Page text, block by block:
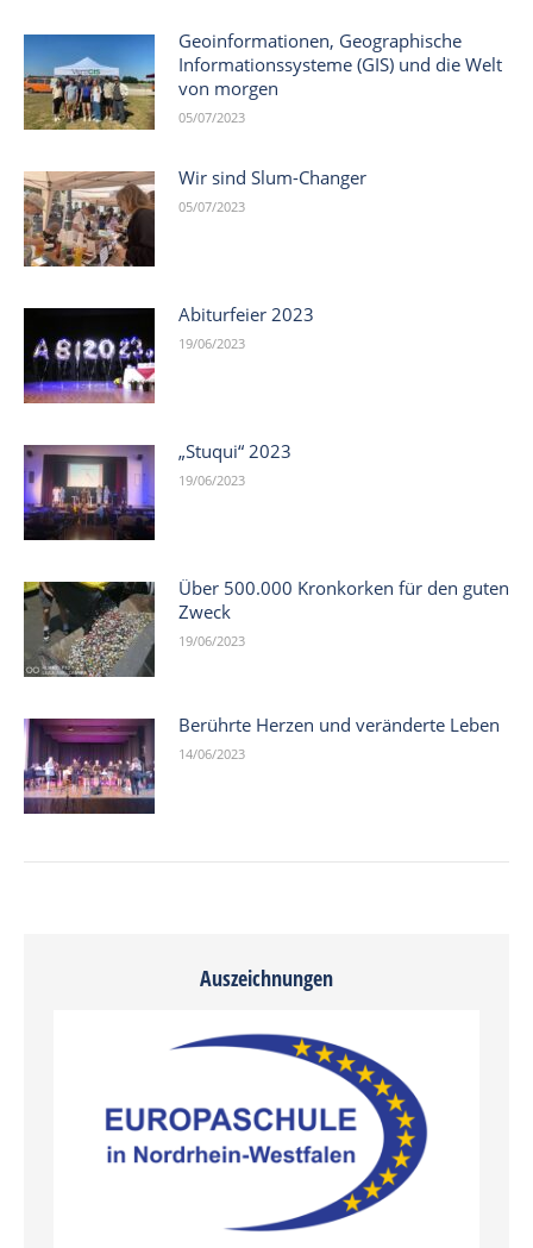
Geoinformationen, Geographische
Informationssysteme (GIS) und die Welt
von morgen
05/07/2023
Wir sind Slum-Changer
05/07/2023
Abiturfeier 2023
19/06/2023
„Stuqui“ 2023
19/06/2023
Über 500.000 Kronkorken für den guten
Zweck
19/06/2023
Berührte Herzen und veränderte Leben
14/06/2023
Auszeichnungen